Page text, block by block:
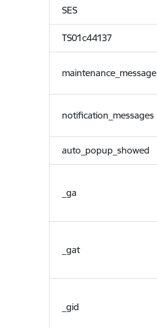
SES
TS01c44137
maintenance_message
notification_messages
auto_popup_showed
_ga
_gat
_gid